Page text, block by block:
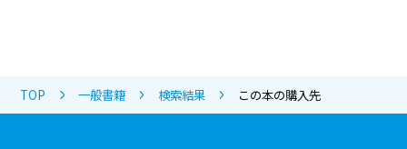
TOP 一般書籍 検索結果 この本の購入先